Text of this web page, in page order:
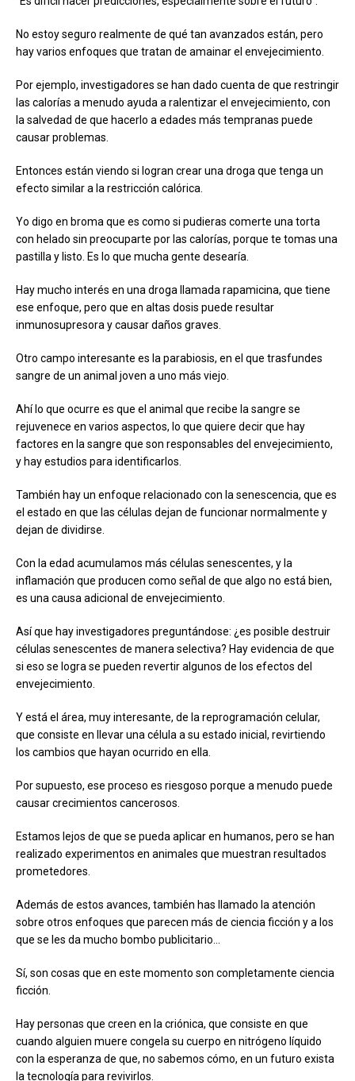
No estoy seguro realmente de qué tan avanzados están, pero
hay varios enfoques que tratan de amainar el envejecimiento.
Por ejemplo, investigadores se han dado cuenta de que restringir
las calorías a menudo ayuda a ralentizar el envejecimiento, con
la salvedad de que hacerlo a edades más tempranas puede
causar problemas.
Entonces están viendo si logran crear una droga que tenga un
efecto similar a la restricción calórica.
Yo digo en broma que es como si pudieras comerte una torta
con helado sin preocuparte por las calorías, porque te tomas una
pastilla y listo. Es lo que mucha gente desearía.
Hay mucho interés en una droga llamada rapamicina, que tiene
ese enfoque, pero que en altas dosis puede resultar
inmunosupresora y causar daños graves.
Otro campo interesante es la parabiosis, en el que trasfundes
sangre de un animal joven a uno más viejo.
Ahí lo que ocurre es que el animal que recibe la sangre se
rejuvenece en varios aspectos, lo que quiere decir que hay
factores en la sangre que son responsables del envejecimiento,
y hay estudios para identificarlos.
También hay un enfoque relacionado con la senescencia, que es
el estado en que las células dejan de funcionar normalmente y
dejan de dividirse.
Con la edad acumulamos más células senescentes, y la
inflamación que producen como señal de que algo no está bien,
es una causa adicional de envejecimiento.
Así que hay investigadores preguntándose: ¿es posible destruir
células senescentes de manera selectiva? Hay evidencia de que
si eso se logra se pueden revertir algunos de los efectos del
envejecimiento.
Y está el área, muy interesante, de la reprogramación celular,
que consiste en llevar una célula a su estado inicial, revirtiendo
los cambios que hayan ocurrido en ella.
Por supuesto, ese proceso es riesgoso porque a menudo puede
causar crecimientos cancerosos.
Estamos lejos de que se pueda aplicar en humanos, pero se han
realizado experimentos en animales que muestran resultados
prometedores.
Además de estos avances, también has llamado la atención
sobre otros enfoques que parecen más de ciencia ficción y a los
que se les da mucho bombo publicitario…
Sí, son cosas que en este momento son completamente ciencia
ficción.
Hay personas que creen en la criónica, que consiste en que
cuando alguien muere congela su cuerpo en nitrógeno líquido
con la esperanza de que, no sabemos cómo, en un futuro exista
la tecnología para revivirlos.